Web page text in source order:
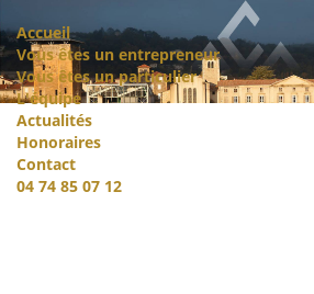
Accueil
Vous êtes un entrepreneur
Vous êtes un particulier
L'équipe
Actualités
Honoraires
Contact
04 74 85 07 12